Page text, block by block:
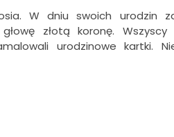
W dniu swoich urodzin
złotą koronę. Wszyscy
urodzinowe kartki.